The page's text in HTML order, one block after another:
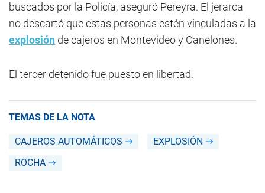
buscados por la Policía, aseguró Pereyra. El jerarca
no descartó que estas personas estén vinculadas a la
explosión de cajeros en Montevideo y Canelones.
El tercer detenido fue puesto en libertad.
TEMAS DE LA NOTA
CAJEROS AUTOMÁTICOS
EXPLOSIÓN
ROCHA